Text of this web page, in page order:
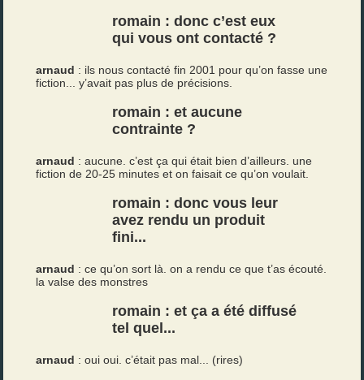
romain : donc c’est eux
qui vous ont contacté ?
arnaud : ils nous contacté fin 2001 pour qu’on fasse une
fiction... y’avait pas plus de précisions.
romain : et aucune
contrainte ?
arnaud : aucune. c’est ça qui était bien d’ailleurs. une
fiction de 20-25 minutes et on faisait ce qu’on voulait.
romain : donc vous leur
avez rendu un produit
fini...
arnaud : ce qu’on sort là. on a rendu ce que t’as écouté.
la valse des monstres
romain : et ça a été diffusé
tel quel...
arnaud : oui oui. c’était pas mal... (rires)